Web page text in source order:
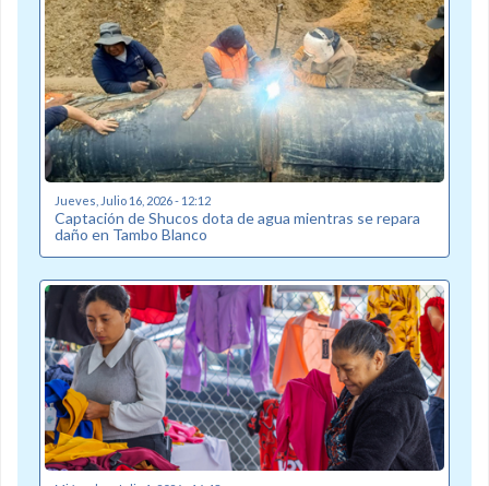
Jueves, Julio 16, 2026 - 12:12
Captación de Shucos dota de agua mientras se repara
daño en Tambo Blanco